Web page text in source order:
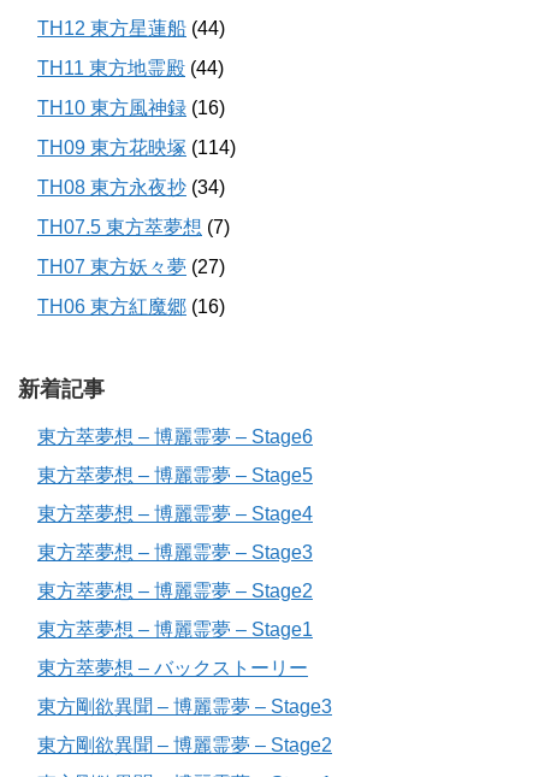
TH12 東方星蓮船 (44)
TH11 東方地霊殿 (44)
TH10 東方風神録 (16)
TH09 東方花映塚 (114)
TH08 東方永夜抄 (34)
TH07.5 東方萃夢想 (7)
TH07 東方妖々夢 (27)
TH06 東方紅魔郷 (16)
新着記事
東方萃夢想 – 博麗霊夢 – Stage6
東方萃夢想 – 博麗霊夢 – Stage5
東方萃夢想 – 博麗霊夢 – Stage4
東方萃夢想 – 博麗霊夢 – Stage3
東方萃夢想 – 博麗霊夢 – Stage2
東方萃夢想 – 博麗霊夢 – Stage1
東方萃夢想 – バックストーリー
東方剛欲異聞 – 博麗霊夢 – Stage3
東方剛欲異聞 – 博麗霊夢 – Stage2